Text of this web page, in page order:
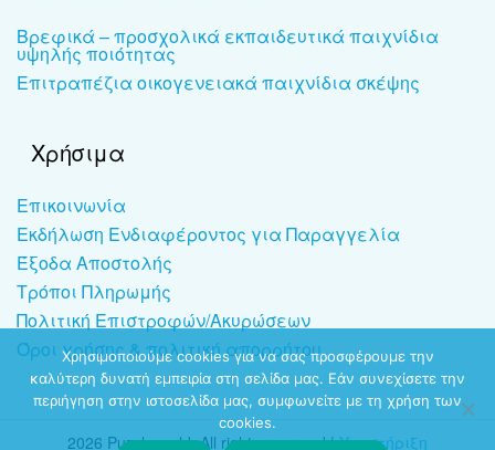
Βρεφικά – προσχολικά εκπαιδευτικά παιχνίδια
υψηλής ποιότητας
Επιτραπέζια οικογενειακά παιχνίδια σκέψης
Χρήσιμα
Επικοινωνία
Εκδήλωση Ενδιαφέροντος για Παραγγελία
Έξοδα Αποστολής
Τρόποι Πληρωμής
Πολιτική Επιστροφών/Ακυρώσεων
Όροι χρήσης & πολιτική απορρήτου
2026 Puzzleworld. All rights reserved |Υποστήριξη
Χρησιμοποιούμε cookies για να σας προσφέρουμε την
καλύτερη δυνατή εμπειρία στη σελίδα μας. Εάν συνεχίσετε την
περιήγηση στην ιστοσελίδα μας, συμφωνείτε με τη χρήση των
cookies.